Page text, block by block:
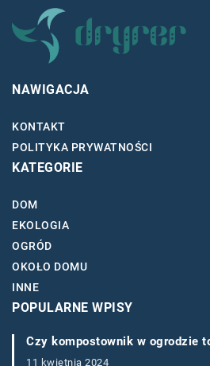
NAWIGACJA
KONTAKT
POLITYKA PRYWATNOŚCI
KATEGORIE
DOM
EKOLOGIA
OGRÓD
OKOŁO DOMU
INNE
POPULARNE WPISY
Czy kompostownik w ogrodzie
11 kwietnia 2024